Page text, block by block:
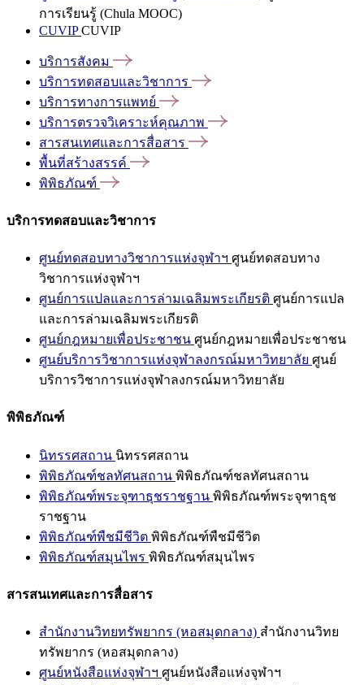
การเรียนรู้ (Chula MOOC)
CUVIPCUVIP
บริการสังคม
บริการทดสอบและวิชาการ
บริการทางการแพทย์
บริการตรวจวิเคราะห์คุณภาพ
สารสนเทศและการสื่อสาร
พื้นที่สร้างสรรค์
พิพิธภัณฑ์
บริการทดสอบและวิชาการ
ศูนย์ทดสอบทางวิชาการแห่งจุฬาฯ ศูนย์ทดสอบทาง
วิชาการแห่งจุฬาฯ
ศูนย์การแปลและการล่ามเฉลิมพระเกียรติ ศูนย์การแปล
และการล่ามเฉลิมพระเกียรติ
ศูนย์กฎหมายเพื่อประชาชน ศูนย์กฎหมายเพื่อประชาชน
ศูนย์บริการวิชาการแห่งจุฬาลงกรณ์มหาวิทยาลัย ศูนย์
บริการวิชาการแห่งจุฬาลงกรณ์มหาวิทยาลัย
พิพิธภัณฑ์
นิทรรศสถาน นิทรรศสถาน
พิพิธภัณฑ์ชลทัศนสถาน พิพิธภัณฑ์ชลทัศนสถาน
พิพิธภัณฑ์พระจุฑาธุชราชฐาน พิพิธภัณฑ์พระจุฑาธุช
ราชฐาน
พิพิธภัณฑ์พืชมีชีวิต พิพิธภัณฑ์พืชมีชีวิต
พิพิธภัณฑ์สมุนไพร พิพิธภัณฑ์สมุนไพร
สารสนเทศและการสื่อสาร
สำนักงานวิทยทรัพยากร (หอสมุดกลาง) สำนักงานวิทย
ทรัพยากร (หอสมุดกลาง)
ศูนย์หนังสือแห่งจุฬาฯ ศูนย์หนังสือแห่งจุฬาฯ